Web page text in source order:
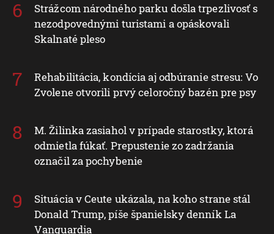
Strážcom národného parku došla trpezlivosť s
nezodpovednými turistami a opáskovali
Skalnaté pleso
Rehabilitácia, kondícia aj odbúranie stresu: Vo
Zvolene otvorili prvý celoročný bazén pre psy
M. Žilinka zasiahol v prípade starostky, ktorá
odmietla fúkať. Prepustenie zo zadržania
označil za pochybenie
Situácia v Ceute ukázala, na koho strane stál
Donald Trump, píše španielsky denník La
Vanguardia